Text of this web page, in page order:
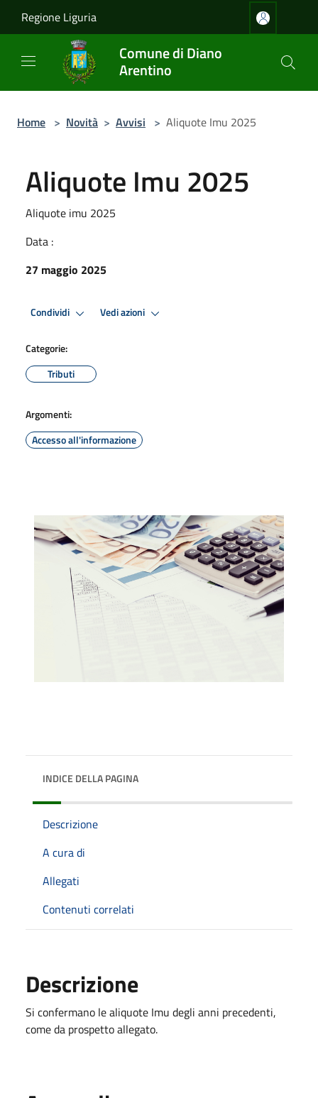
Regione Liguria
Comune di Diano
Arentino
Home > Novità > Avvisi > Aliquote Imu 2025
Aliquote Imu 2025
Aliquote imu 2025
Data :
27 maggio 2025
Condividi Vedi azioni
Categorie:
Tributi
Argomenti:
Accesso all'informazione
INDICE DELLA PAGINA
Descrizione
A cura di
Allegati
Contenuti correlati
Descrizione
Si confermano le aliquote Imu degli anni precedenti,
come da prospetto allegato.